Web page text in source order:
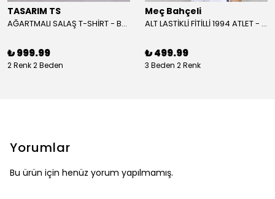
TASARIM TS
AĞARTMALI SALAŞ T-SHİRT - BEYAZ
₺ 999.99
2 Renk 2 Beden
Meç Bahçeli
ALT LASTİKLİ FİTİLLİ 1994 ATLET - BORDO
₺ 499.99
3 Beden 2 Renk
Yorumlar
Bu ürün için henüz yorum yapılmamış.